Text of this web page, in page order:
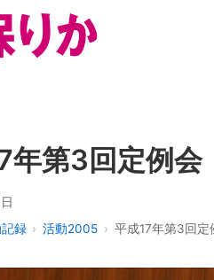
年第3回定例会
録 活動2005 平成17年第3回定